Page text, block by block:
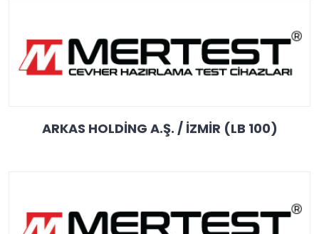
ARKAS HOLDİNG A.Ş. / İZMİR (LB 100)